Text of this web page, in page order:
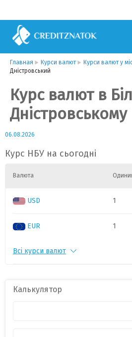
Главная Курси валют Курси валют у
Дністровський
Курс валют в
Дністровському
06.08.2026
Курс НБУ на сьогодні
Валюта
USD 1
EUR 1
CHF
Всі курси валют
Калькулятор